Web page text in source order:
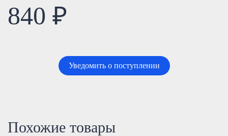
840 ₽
Уведомить о поступлении
Похожие товары